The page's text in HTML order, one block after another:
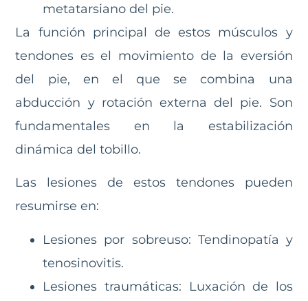
metatarsiano del pie.
La función principal de estos músculos y
tendones es el movimiento de la eversión
del pie, en el que se combina una
abducción y rotación externa del pie. Son
fundamentales en la estabilización
dinámica del tobillo.
Las lesiones de estos tendones pueden
resumirse en:
Lesiones por sobreuso: Tendinopatía y
tenosinovitis.
Lesiones traumáticas: Luxación de los